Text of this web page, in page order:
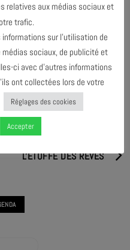
L'ÉTOFFE DES RÊVES
relatives aux médias sociaux et
trafic.
sur l’utilisation de
sociaux, de publicité et
ci avec d’autres informations
ont collectées lors de votre
Réglages des cookies
Accepter